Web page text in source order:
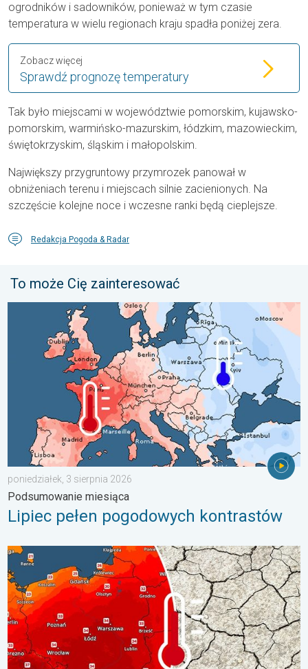
ogrodników i sadowników, ponieważ w tym czasie
temperatura w wielu regionach kraju spadła poniżej zera.
Sprawdź prognozę temperatury
Zobacz więcej
Tak było miejscami w województwie pomorskim, kujawsko-
pomorskim, warmińsko-mazurskim, łódzkim, mazowieckim,
świętokrzyskim, śląskim i małopolskim.
Największy przygruntowy przymrozek panował w
obniżeniach terenu i miejscach silnie zacienionych. Na
szczęście kolejne noce i wczesne ranki będą cieplejsze.
Redakcja Pogoda & Radar
To może Cię zainteresować
Lipiec pełen pogodowych kontrastów. Podsumowanie
poniedziałek, 3 sierpnia 2026
Podsumowanie miesiąca
Lipiec pełen pogodowych kontrastów
Opadów będzie niewiele, nasili się susza. Upał i parowanie. . .